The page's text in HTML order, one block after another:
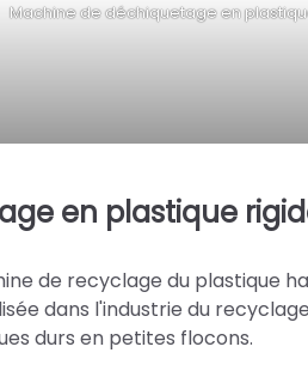
Machine de déchiquetage en
en plastique
de recyclage du plastique
dans l'industrie du
durs en petites flocons.